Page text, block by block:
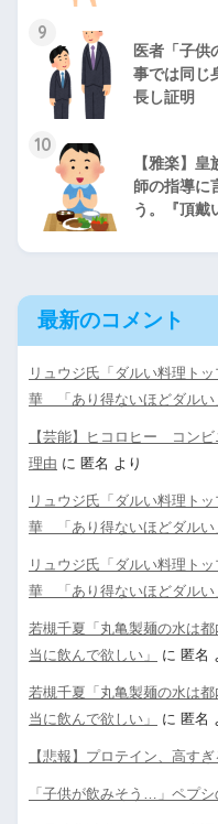
9
医者「子供
事では同じ
長し証明
10
【雅楽】
師の指導に
う。『頂戴
最新のコメント
リュウジ氏「ダルい料理ト
華 「あり得ないほどダルい
【芸能】ヒコロヒー コンビ
理由 に 匿名 より
リュウジ氏「ダルい料理ト
華 「あり得ないほどダルい
リュウジ氏「ダルい料理ト
華 「あり得ないほどダルい
若槻千夏「丸亀製麺の水は
当に飲んで欲しい」
に 匿名
若槻千夏「丸亀製麺の水は
当に飲んで欲しい」
に 匿名
【悲報】プロテイン、高すぎ
「子供が飲みそう…」ペプ